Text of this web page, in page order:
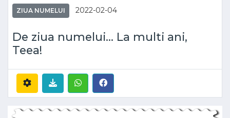
ZIUA NUMELUI 2022-02-04
De ziua numelui... La multi ani,
Teea!